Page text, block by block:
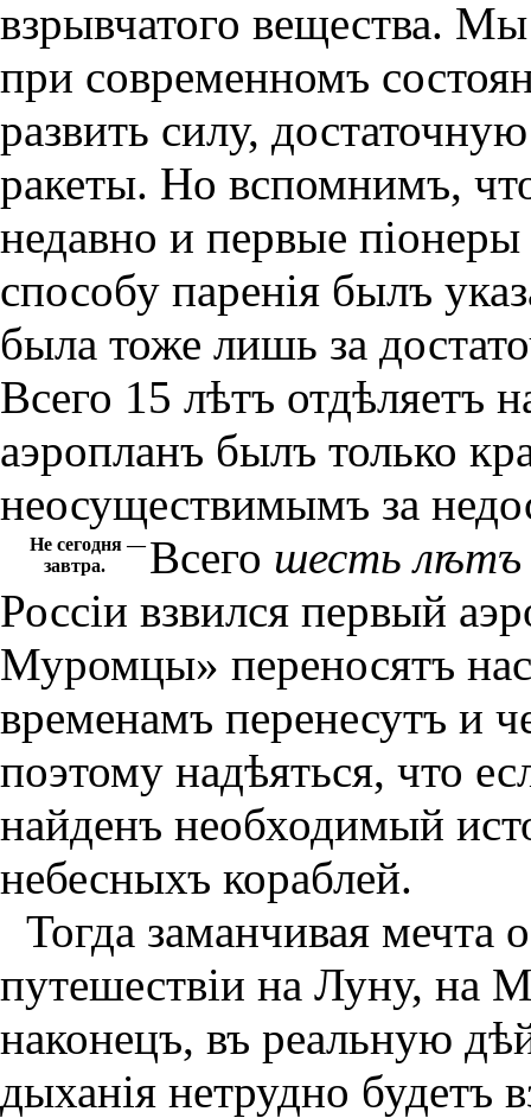
взpывчатого вещества.
при современномъ
развить силу,
ракеты. Но вспомнимъ,
недавно и первые
способу паренiя былъ
была тоже лишь за
Всего 15 лѣтъ отдѣляетъ
аэропланъ былъ только
неосуществимымъ за
Всего
Не сегодня —
завтра.
шесть лѣтъ
Россiи взвился первый
Муромцы» переносятъ
временамъ перенесутъ и
поэтому надѣяться, что
найденъ необходимый
небесныхъ кораблей.
Тогда заманчивая
путешествiи на Луну, на
наконецъ, въ реальную
дыханiя нетрудно будетъ